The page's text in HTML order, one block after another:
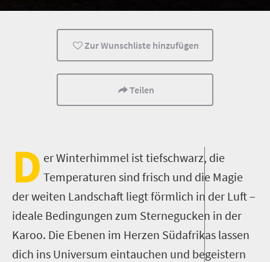
Zur Wunschliste hinzufügen
Teilen
D er Winterhimmel ist tiefschwarz, die
Temperaturen sind frisch und die Magie
der weiten Landschaft liegt förmlich in der Luft –
ideale Bedingungen zum Sternegucken in der
Karoo. Die Ebenen im Herzen Südafrikas lassen
dich ins Universum eintauchen und begeistern